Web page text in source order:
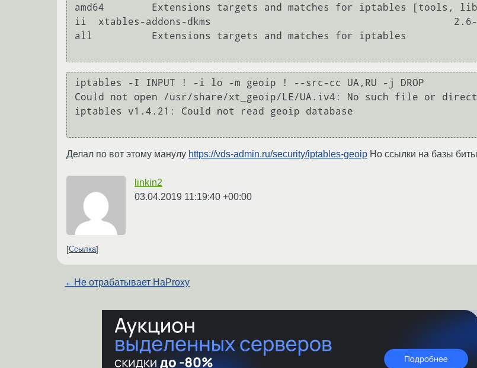
amd64        Extensions targets and matches for iptables [tools,
ii  xtables-addons-dkms                                         2.6-
all          Extensions targets and matches for iptables
iptables -I INPUT ! -i lo -m geoip ! --src-cc UA,RU -j DROP
Could not open /usr/share/xt_geoip/LE/UA.iv4: No such file or
iptables v1.4.21: Could not read geoip database
Делал по вот этому манулу https://vds-admin.ru/security/iptables-geoip Но ссылки на базы
linkin2
03.04.2019 11:19:40 +00:00
Ссылка
← Не отрабатывает HaProxy